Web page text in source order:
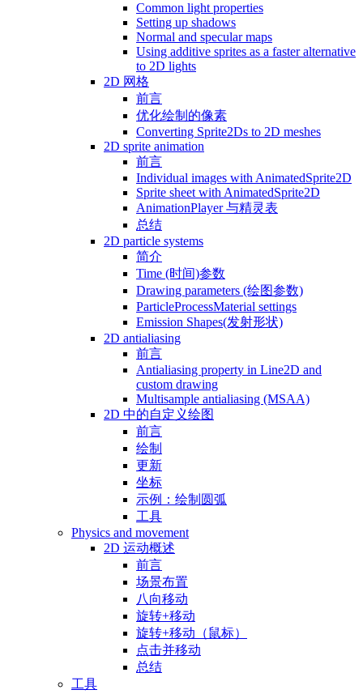
Common light properties
Setting up shadows
Normal and specular maps
Using additive sprites as a faster alternative
to 2D lights
2D 网格
前言
优化绘制的像素
Converting Sprite2Ds to 2D meshes
2D sprite animation
前言
Individual images with AnimatedSprite2D
Sprite sheet with AnimatedSprite2D
AnimationPlayer 与精灵表
总结
2D particle systems
简介
Time (时间)参数
Drawing parameters (绘图参数)
ParticleProcessMaterial settings
Emission Shapes(发射形状)
2D antialiasing
前言
Antialiasing property in Line2D and
custom drawing
Multisample antialiasing (MSAA)
2D 中的自定义绘图
前言
绘制
更新
坐标
示例：绘制圆弧
工具
Physics and movement
2D 运动概述
前言
场景布置
八向移动
旋转+移动
旋转+移动（鼠标）
点击并移动
总结
工具